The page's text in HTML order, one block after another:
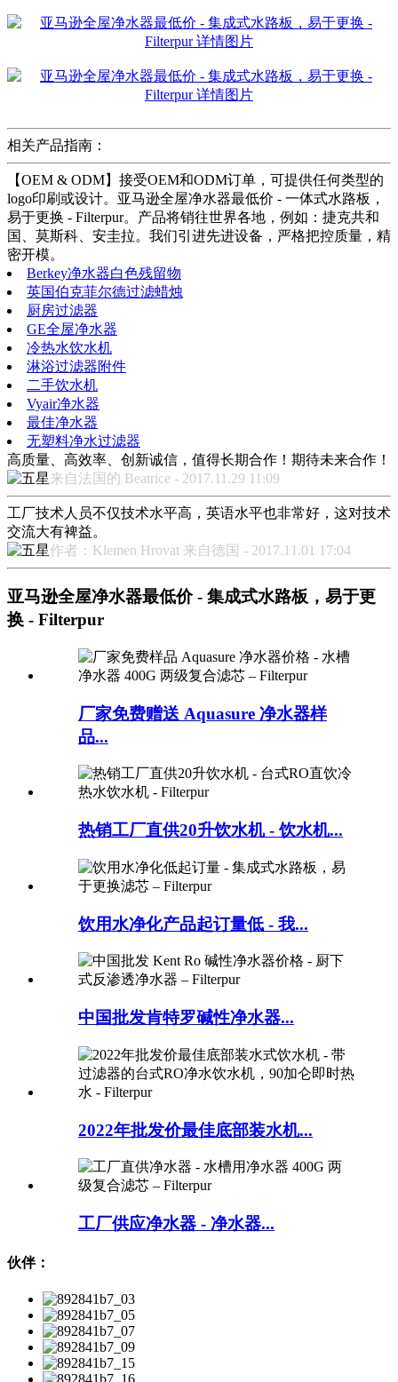
相关产品指南：
【OEM & ODM】接受OEM和ODM订单，可提供任何类型的
logo印刷或设计。亚马逊全屋净水器最低价 - 一体式水路板，
易于更换 - Filterpur。产品将销往世界各地，例如：捷克共和
国、莫斯科、安圭拉。我们引进先进设备，严格把控质量，精
密开模。
Berkey净水器白色残留物
英国伯克菲尔德过滤蜡烛
厨房过滤器
GE全屋净水器
冷热水饮水机
淋浴过滤器附件
二手饮水机
Vyair净水器
最佳净水器
无塑料净水过滤器
高质量、高效率、创新诚信，值得长期合作！期待未来合作！
来自法国的 Beatrice - 2017.11.29 11:09
工厂技术人员不仅技术水平高，英语水平也非常好，这对技术
交流大有裨益。
作者：Klemen Hrovat 来自德国 - 2017.11.01 17:04
亚马逊全屋净水器最低价 - 集成式水路板，易于更
换 - Filterpur
厂家免费赠送 Aquasure 净水器样
品...
热销工厂直供20升饮水机 - 饮水机...
饮用水净化产品起订量低 - 我...
中国批发肯特罗碱性净水器...
2022年批发价最佳底部装水机...
工厂供应净水器 - 净水器...
伙伴：